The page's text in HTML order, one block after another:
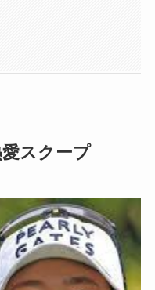
スクープ